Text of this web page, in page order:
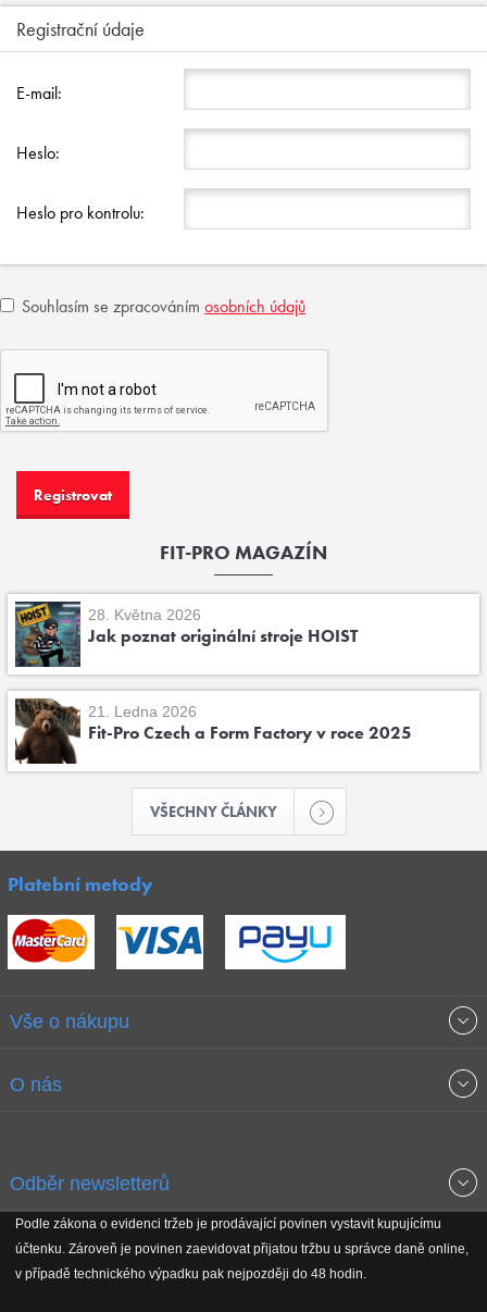
Registrační údaje
E-mail:
Heslo:
Heslo pro kontrolu:
Souhlasím se zpracováním osobních údajů
FIT-PRO MAGAZÍN
28. Května 2026
Jak poznat originální stroje HOIST
21. Ledna 2026
Fit-Pro Czech a Form Factory v roce 2025
VŠECHNY ČLÁNKY
Platební metody
Vše o nákupu
Obchodní podmínky
Reklamační řád
O nás
Koho podporujeme
Odběr newsletterů
Podle zákona o evidenci tržeb je prodávající povinen vystavit kupujícímu
účtenku. Zároveň je povinen zaevidovat přijatou tržbu u správce daně online,
v případě technického výpadku pak nejpozději do 48 hodin.